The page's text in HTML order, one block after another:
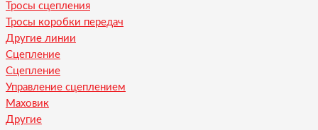
Тросы сцепления
Тросы коробки передач
Другие линии
Сцепление
Сцепление
Управление сцеплением
Маховик
Другие